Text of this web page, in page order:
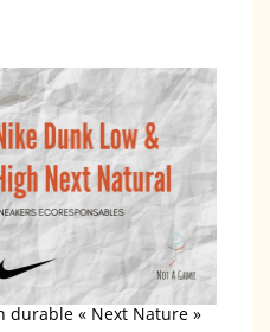
durable « Next Nature »